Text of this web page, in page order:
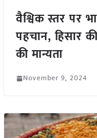
वैश्विक स्तर पर
पहचान, हिसार
की मान्यता
November 9, 2024